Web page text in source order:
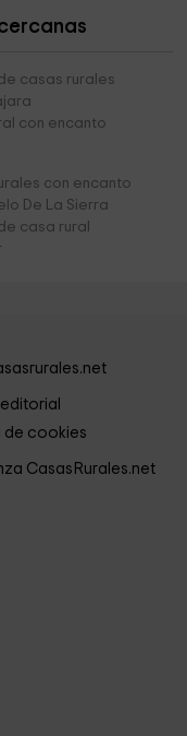
casas rurales
con encanto
con encanto
De La Sierra
casa rural
de cookies
CasasRurales.net